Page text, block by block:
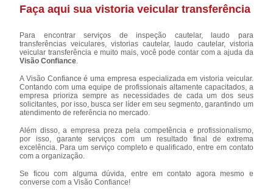
Faça aqui sua vistoria veicular transferência
Para encontrar serviços de inspeção cautelar, laudo para
transferências veiculares, vistorias cautelar, laudo cautelar, vistoria
veicular transferência e muito mais, você pode contar com a ajuda da
Visão Confiance
A Visão Confiance é uma empresa especializada em vistoria veicular.
Contando com uma equipe de profissionais altamente capacitados, a
empresa prioriza sempre as necessidades de cada um dos seus
solicitantes, por isso, busca ser líder em seu segmento, garantindo um
atendimento de referência no mercado.
Além disso, a empresa preza pela competência e profissionalismo,
por isso, garante serviços com um resultado final de extrema
excelência. Para um serviço completo e qualificado, entre em contato
com a organização.
Se ficou com alguma dúvida, entre em contato agora mesmo e
converse com a Visão Confiance!